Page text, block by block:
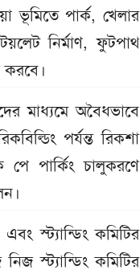
ভূমিতে পার্ক, খেলার
নির্মাণ, ফুটপাথ
করবে।
মাধ্যমে অবৈধভাবে
পর্যন্ত রিকশা
পে পার্কিং চালুকরণে
স্ট্যান্ডিং কমিটির
স্ট্যান্ডিং কমিটির